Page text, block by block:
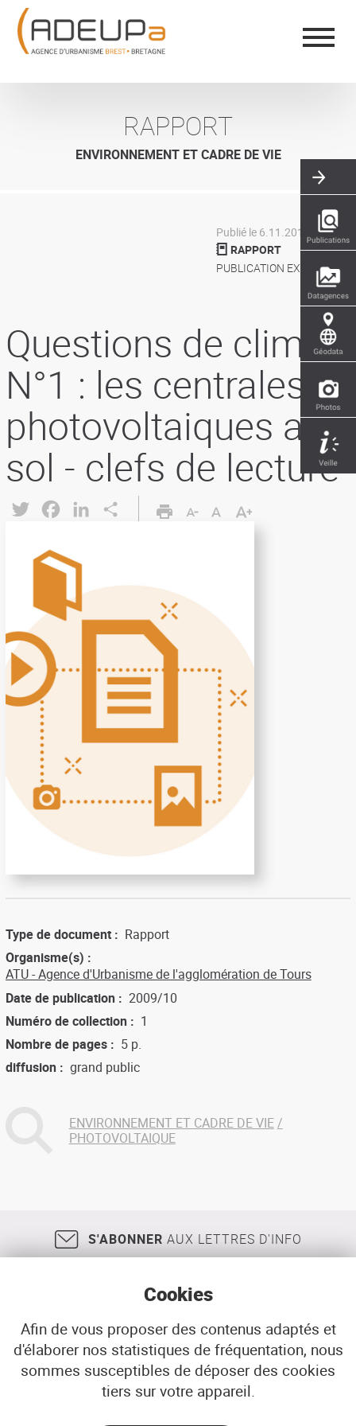
Aller
contenu
principal
RAPPORT
ENVIRONNEMENT ET CADRE DE VIE
Publié le 6.11.2016
RAPPORT
PUBLICATION EXTÉRIEURE
Questions de climat
N°1 : les centrales
photovoltaiques au
sol - clefs de lecture
Twitter FacebookLinkedIn
Type de document
Rapport
Organisme(s)
ATU - Agence d'Urbanisme de l'agglomération de Tours
Date de publication
2009/10
Numéro de collection
1
Nombre de pages
5 p.
diffusion
grand public
ENVIRONNEMENT ET CADRE DE VIE
PHOTOVOLTAIQUE
S'ABONNER AUX LETTRES D'INFO
18, rue Jean Jaurès 29200 BREST
02 98 33 51 71
CONTACT
Panneau de gestion des cookies
Cookies
Afin de vous proposer des contenus adaptés et
d'élaborer nos statistiques de fréquentation, nous
sommes susceptibles de déposer des cookies
tiers sur votre appareil.